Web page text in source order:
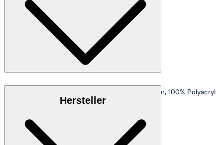
Weicher Flor aus maschinenwaschbarer Kunstfaser, 100% Polyacryl
Hinweis Zertifikat: Ökotex Standard 100
Hersteller